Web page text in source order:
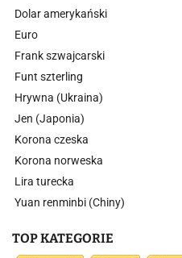
Dolar amerykański
Euro
Frank szwajcarski
Funt szterling
Hrywna (Ukraina)
Jen (Japonia)
Korona czeska
Korona norweska
Lira turecka
Yuan renminbi (Chiny)
TOP KATEGORIE